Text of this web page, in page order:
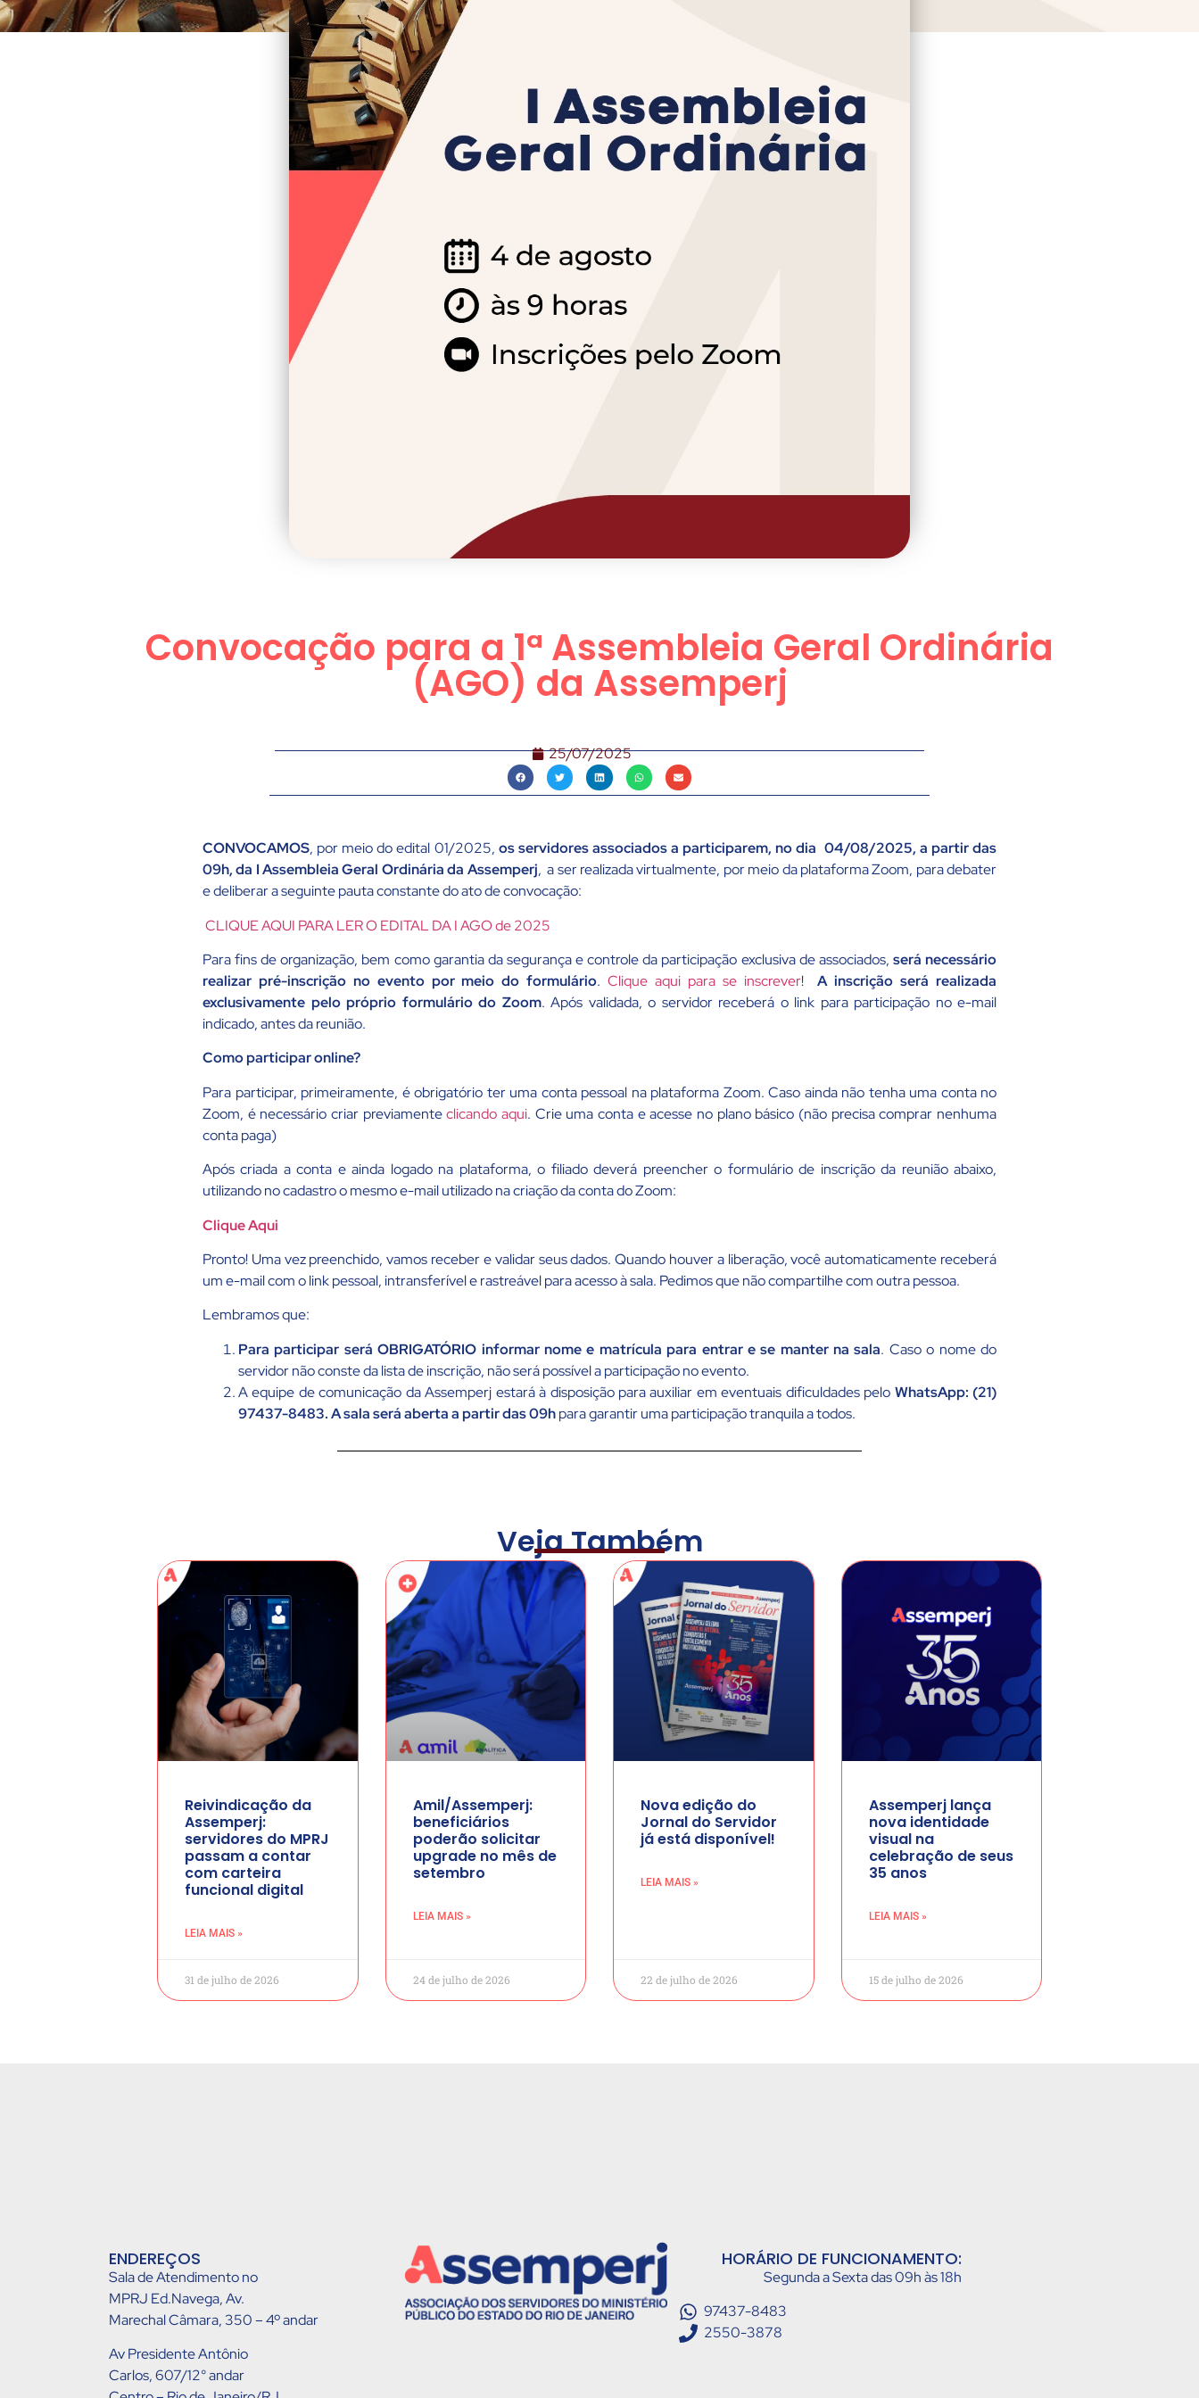
Convocação para a 1ª Assembleia Geral Ordinária
(AGO) da Assemperj
25/07/2025
CONVOCAMOS, por meio do edital 01/2025, os servidores associados a participarem, no dia 04/08/2025, a partir das
09h, da I Assembleia Geral Ordinária da Assemperj, a ser realizada virtualmente, por meio da plataforma Zoom, para debater
e deliberar a seguinte pauta constante do ato de convocação:
CLIQUE AQUI PARA LER O EDITAL DA I AGO de 2025
Para fins de organização, bem como garantia da segurança e controle da participação exclusiva de associados, será necessário
realizar pré-inscrição no evento por meio do formulário.Clique aqui para se inscrever!A inscrição será realizada
exclusivamente pelo próprio formulário do Zoom. Após validada, o servidor receberá o link para participação no e-mail
indicado, antes da reunião.
Como participar online?
Para participar, primeiramente, é obrigatório ter uma conta pessoal na plataforma Zoom. Caso ainda não tenha uma conta no
Zoom, é necessário criar previamenteclicando aqui. Crie uma conta e acesse no plano básico (não precisa comprar nenhuma
conta paga)
Após criada a conta e ainda logado na plataforma, o filiado deverá preencher o formulário de inscrição da reunião abaixo,
utilizando no cadastro o mesmo e-mail utilizado na criação da conta do Zoom:
Clique Aqui
Pronto! Uma vez preenchido, vamos receber e validar seus dados. Quando houver a liberação, você automaticamente receberá
um e-mail com o link pessoal, intransferível e rastreável para acesso à sala. Pedimos que não compartilhe com outra pessoa.
Lembramos que:
Para participar será OBRIGATÓRIO informar nome e matrícula para entrar e se manter na sala. Caso o nome do
servidor não conste da lista de inscrição, não será possível a participação no evento.
A equipe de comunicação da Assemperj estará à disposição para auxiliar em eventuais dificuldades pelo WhatsApp: (21)
97437-8483.A sala será aberta a partir das 09hpara garantir uma participação tranquila a todos.
Veja Também
Reivindicação da
Assemperj:
servidores do MPRJ
passam a contar
com carteira
funcional digital
LEIA MAIS »
31 de julho de 2026
Amil/Assemperj:
beneficiários
poderão solicitar
upgrade no mês de
setembro
LEIA MAIS »
24 de julho de 2026
Nova edição do
Jornal do Servidor
já está disponível!
LEIA MAIS »
22 de julho de 2026
Assemperj lança
nova identidade
visual na
celebração de seus
35 anos
LEIA MAIS »
15 de julho de 2026
ENDEREÇOS
Sala de Atendimento no
MPRJ Ed.Navega, Av.
Marechal Câmara, 350 – 4º andar
Av Presidente Antônio
Carlos, 607/12° andar
HORÁRIO DE FUNCIONAMENTO:
Segunda a Sexta das 09h às 18h
97437-8483
2550-3878